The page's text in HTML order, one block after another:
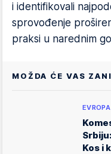
i identifikovali
sprovođenje
praksi u narednim
MOŽDA ĆE VAS
Kos i